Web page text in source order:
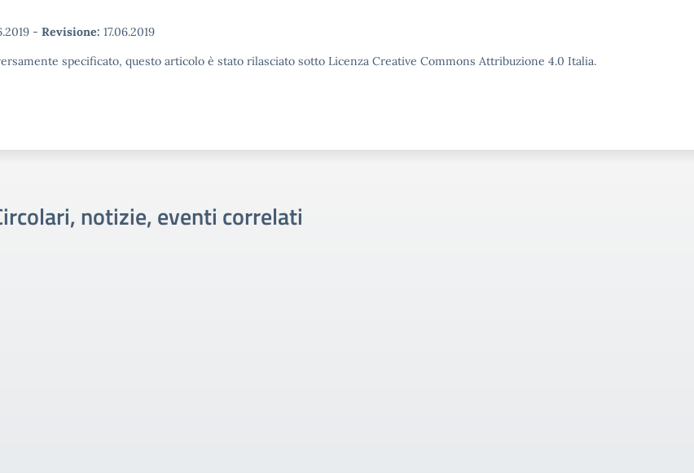
- Revisione: 17.06.2019
specificato, questo articolo è stato rilasciato sotto Licenza Creative Commons Attribuzione 4.0 Italia.
notizie, eventi correlati